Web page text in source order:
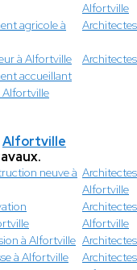
Alfortville
agricole à
à Alfortville
accueillant
Alfortville
Alfortville
neuve à
Alfortville
Alfortville
à Alfortville
à Alfortville